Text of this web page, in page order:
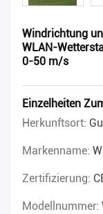
Windrichtung
WLAN-
0-50 m/s
Einzelheiten
Herkunftsort:
Markenname:
Zertifizierung:
Modellnummer: